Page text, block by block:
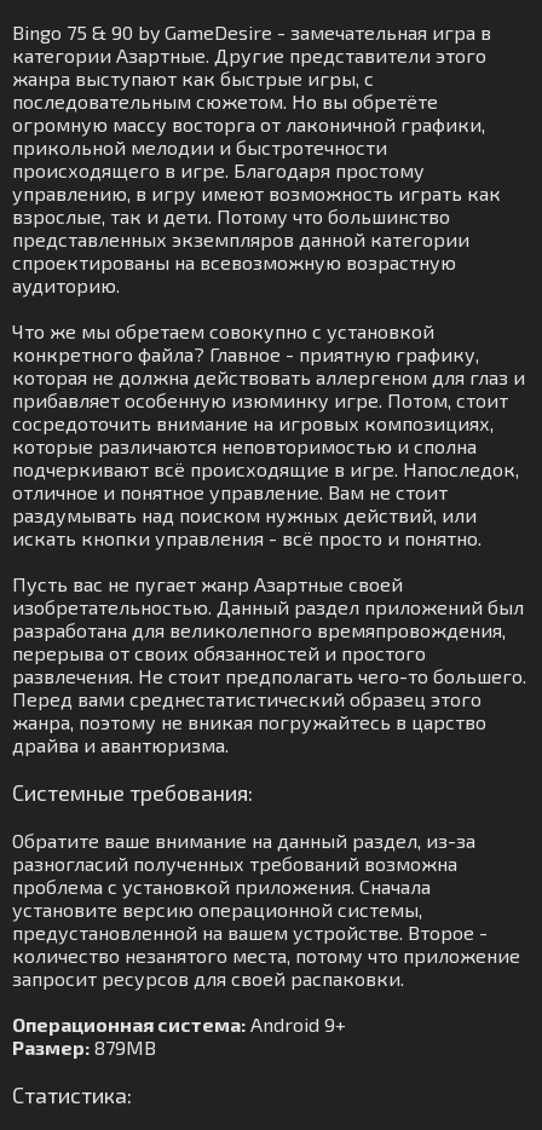
Bingo 75 & 90 by GameDesire - замечательная игра в
категории Азартные. Другие представители этого
жанра выступают как быстрые игры, с
последовательным сюжетом. Но вы обретёте
огромную массу восторга от лаконичной графики,
прикольной мелодии и быстротечности
происходящего в игре. Благодаря простому
управлению, в игру имеют возможность играть как
взрослые, так и дети. Потому что большинство
представленных экземпляров данной категории
спроектированы на всевозможную возрастную
аудиторию.
Что же мы обретаем совокупно с установкой
конкретного файла? Главное - приятную графику,
которая не должна действовать аллергеном для глаз и
прибавляет особенную изюминку игре. Потом, стоит
сосредоточить внимание на игровых композициях,
которые различаются неповторимостью и сполна
подчеркивают всё происходящие в игре. Напоследок,
отличное и понятное управление. Вам не стоит
раздумывать над поиском нужных действий, или
искать кнопки управления - всё просто и понятно.
Пусть вас не пугает жанр Азартные своей
изобретательностью. Данный раздел приложений был
разработана для великолепного времяпровождения,
перерыва от своих обязанностей и простого
развлечения. Не стоит предполагать чего-то большего.
Перед вами среднестатистический образец этого
жанра, поэтому не вникая погружайтесь в царство
драйва и авантюризма.
Системные требования:
Обратите ваше внимание на данный раздел, из-за
разногласий полученных требований возможна
проблема с установкой приложения. Сначала
установите версию операционной системы,
предустановленной на вашем устройстве. Второе -
количество незанятого места, потому что приложение
запросит ресурсов для своей распаковки.
Операционная система: Android 9+
Размер: 879MB
Статистика: